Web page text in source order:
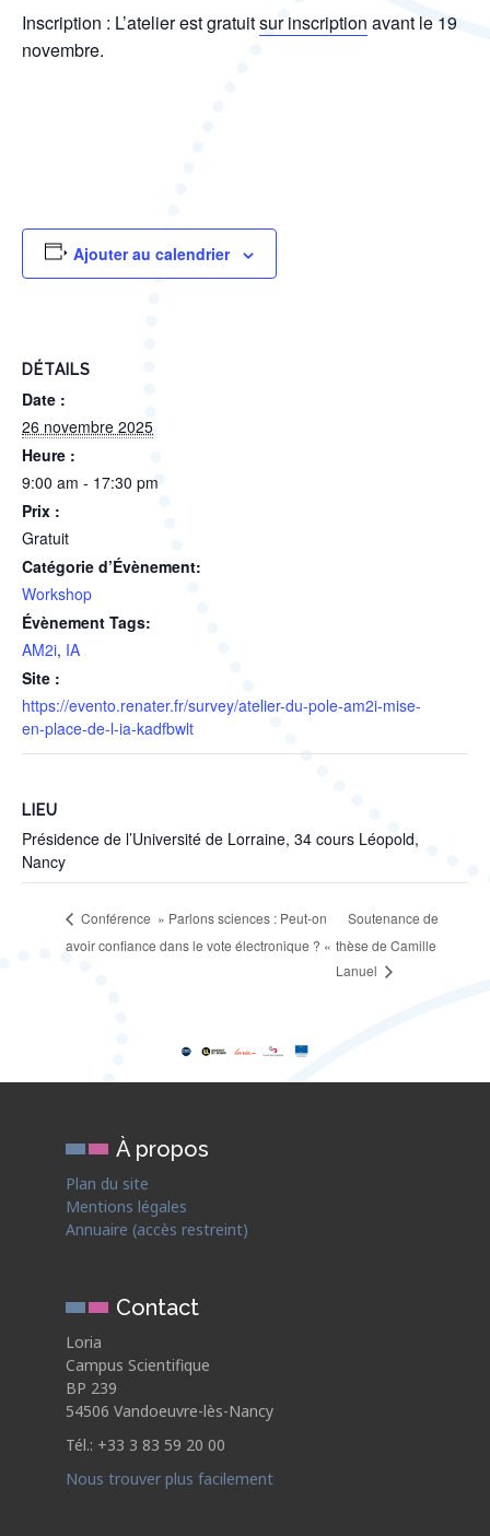
Inscription : L’atelier est gratuitsur inscription avant le 19
novembre.
Ajouter au calendrier
DÉTAILS
Date :
26 novembre 2025
Heure :
9:00 am - 17:30 pm
Prix :
Gratuit
Catégorie d’Évènement:
Workshop
Évènement Tags:
AM2i, IA
Site :
https://evento.renater.fr/survey/atelier-du-pole-am2i-mise-
en-place-de-l-ia-kadfbwlt
LIEU
Présidence de l’Université de Lorraine, 34 cours Léopold,
Nancy
Conférence » Parlons sciences : Peut-on
avoir confiance dans le vote électronique ? «
Soutenance de
thèse de Camille
Lanuel
À propos
Plan du site
Mentions légales
Annuaire (accès restreint)
Contact
Loria
Campus Scientifique
BP 239
54506 Vandoeuvre-lès-Nancy
Tél.: +33 3 83 59 20 00
Nous trouver plus facilement